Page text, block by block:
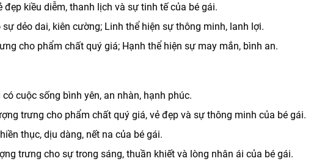
đẹp kiều diễm, thanh lịch và sự tinh tế của bé gái.
dẻo dai, kiên cường; Linh thể hiện sự thông minh, lanh lợi.
cho phẩm chất quý giá; Hạnh thể hiện sự may mắn, bình an.
cuộc sống bình yên, an nhàn, hạnh phúc.
trưng cho phẩm chất quý giá, vẻ đẹp và sự thông minh của bé gái.
thục, dịu dàng, nết na của bé gái.
trưng cho sự trong sáng, thuần khiết và lòng nhân ái của bé gái.